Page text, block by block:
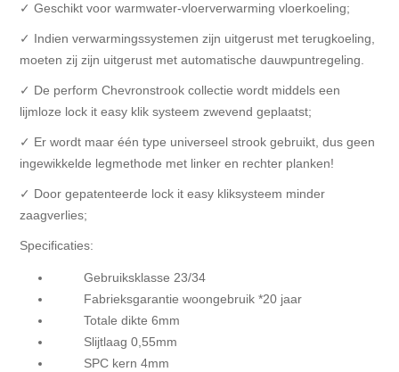
✓ Geschikt voor warmwater-vloerverwarming vloerkoeling;
✓ Indien verwarmingssystemen zijn uitgerust met terugkoeling,
moeten zij zijn uitgerust met automatische dauwpuntregeling.
✓ De perform Chevronstrook collectie wordt middels een
lijmloze lock it easy klik systeem zwevend geplaatst;
✓ Er wordt maar één type universeel strook gebruikt, dus geen
ingewikkelde legmethode met linker en rechter planken!
✓ Door gepatenteerde lock it easy kliksysteem minder
zaagverlies;
Specificaties:
Gebruiksklasse 23/34
Fabrieksgarantie woongebruik *20 jaar
Totale dikte 6mm
Slijtlaag 0,55mm
SPC kern 4mm